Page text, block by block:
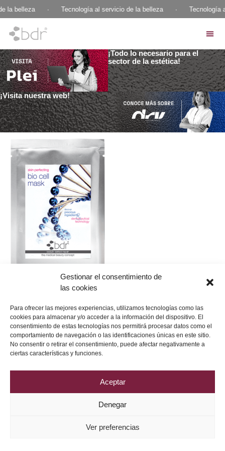
Gestionar el consentimiento de
las cookies
Para ofrecer las mejores experiencias, utilizamos tecnologías como las
cookies para almacenar y/o acceder a la información del dispositivo. El
consentimiento de estas tecnologías nos permitirá procesar datos como el
comportamiento de navegación o las identificaciones únicas en este sitio.
No consentir o retirar el consentimiento, puede afectar negativamente a
ciertas características y funciones.
Aceptar
Denegar
Ver preferencias
la belleza Tecnología al servicio de la belleza Tecnología
¡Todo lo necesario para el
sector de la estética!
¡Visita nuestra web!
2026 © Grupo DRV Phytolab
Política de Privacidad Aviso Legal Política de Cookies